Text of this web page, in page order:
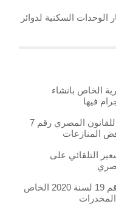
السكنية لدوائر
الخاص بانشاء
فيها
نصوص ومواد المذكرة الايضاحية للقانون المصري رقم 7
التلقائي على
نصوص ومواد القانون المصري رقم 19 لسنة 2020 الخاص